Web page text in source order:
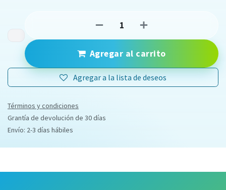
Agregar al carrito
Agregar a la lista de deseos
Términos y condiciones
Grantía de devolución de 30 días
Envío: 2-3 días hábiles